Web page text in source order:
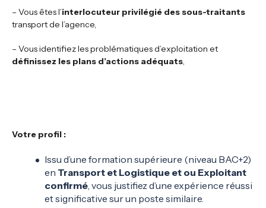
– Vous êtes l’interlocuteur privilégié des sous-traitants
transport de l’agence,
– Vous identifiez les problématiques d’exploitation et
définissez les plans d’actions adéquats,
Votre profil :
Issu d’une formation supérieure (niveau BAC+2)
en Transport et Logistique et ou Exploitant
confirmé, vous justifiez d’une expérience réussi
et significative sur un poste similaire.